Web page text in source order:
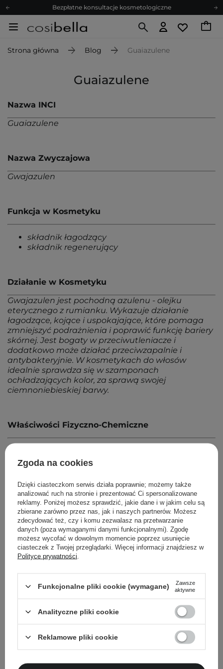
Bezpłatne konsultacje kosmetologiczne
Z nami to możliwe! Realizacja zamówienia do 24h.
Zapisz się na newsletter pełen porad
Z nami to możliwe! Realizacja zamówienia do 24h.
Strona główna Blog Guaiazulene
Guaiazulene
Nazwa INCI
Guaiazulene
Nazwa Zwyczajowa
Gwajazulen
Funkcja w Kosmetyku
składnik łagodzący
składnik regenerujący
Działanie w Kosmetyku
Gwajazulen jest pochodną azulenu - olejku
eterycznego z rumianku. Wykazuje działanie
łagodzące, kojące i uspokajające, które pomaga
zmniejszyć podrażnienia i poprawić funkcję bariery
skórnej. Jest bogaty w przeciwutleniacze i
dodatkowo może działać przeciwzapalnie i
antybakteryjnie. W kosmetykach do włosów
idealnie sprawdza się w szamponach
ochładzających kolor, za sprawą swojej
ciemnoniebieskiej barwy.
Właściwości Fizyczno-Chemiczne
barwa ciemnoniebieska
Powrót do Cosipedii
Pokaż więcej wpisów zKwiecień 2024
Pielęgnacyjne checklisty, eksperckie porady,
beauty nowości - prosto na maila!
Zgoda na cookies
Dzięki ciasteczkom serwis działa poprawnie; możemy także
analizować ruch na stronie i prezentować Ci spersonalizowane
reklamy. Poniżej możesz sprawdzić, jakie dane i w jakim celu są
zbierane zarówno przez nas, jak i naszych partnerów. Możesz
zdecydować też, czy i komu zezwalasz na przetwarzanie
danych (poza wymaganymi danymi funkcjonalnymi). Zgodę
możesz wycofać w dowolnym momencie poprzez usunięcie
ciasteczek z Twojej przeglądarki. Więcej informacji znajdziesz w
Polityce prywatności
Funkcjonalne pliki cookie (wymagane)
Zawsze
aktywne
Analityczne pliki cookie
Reklamowe pliki cookie